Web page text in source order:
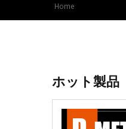
Home
ホット製品